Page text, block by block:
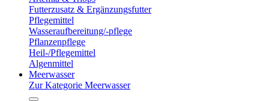
Futterzusatz & Ergänzungsfutter
Pflegemittel
Wasseraufbereitung/-pflege
Pflanzenpflege
Heil-/Pflegemittel
Algenmittel
Meerwasser
Zur Kategorie Meerwasser